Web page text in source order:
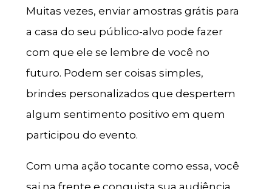
Muitas vezes, enviar amostras grátis para
a casa do seu público-alvo pode fazer
com que ele se lembre de você no
futuro. Podem ser coisas simples,
brindes personalizados que despertem
algum sentimento positivo em quem
participou do evento.
Com uma ação tocante como essa, você
sai na frente e conquista sua audiência